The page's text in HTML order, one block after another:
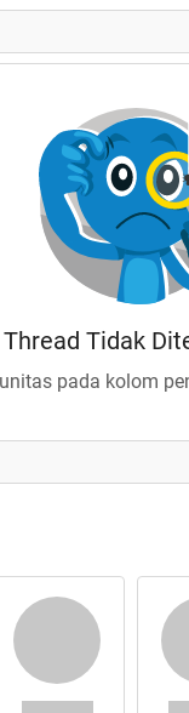
Thread Tidak
pada kolom